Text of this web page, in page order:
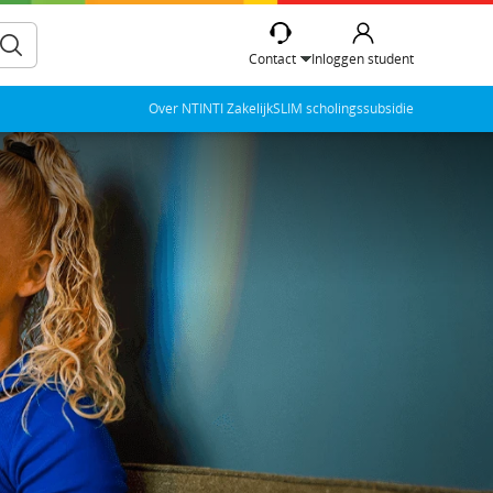
Contact Inloggen student
Over NTINTI ZakelijkSLIM scholingssubsidie